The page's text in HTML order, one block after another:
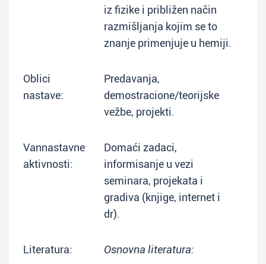
iz fizike i približen način
razmišljanja kojim se to
znanje primenjuje u hemiji.
Oblici
nastave:
Predavanja,
demostracione/teorijske
vežbe, projekti.
Vannastavne
aktivnosti:
Domaći zadaci,
informisanje u vezi
seminara, projekata i
gradiva (knjige, internet i
dr).
Literatura: Osnovna literatura: